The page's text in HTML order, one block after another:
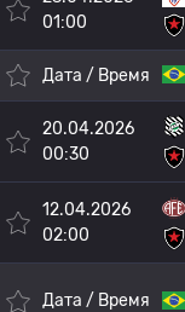
01:00
Дата / Время
20.04.2026
00:30
12.04.2026
02:00
Дата / Время